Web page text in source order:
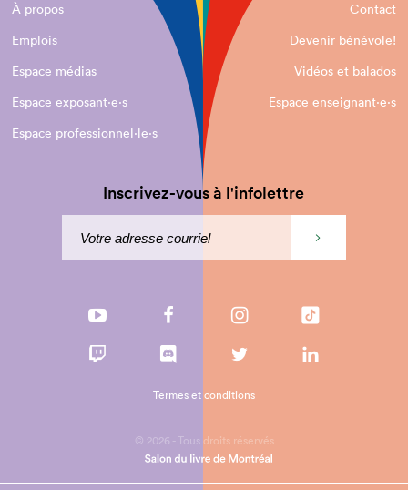
À propos
Contact
Emplois
Devenir bénévole!
Espace médias
Vidéos et balados
Espace exposant·e⋅s
Espace enseignant·e⋅s
Espace professionnel·le⋅s
Inscrivez-vous à l'infolettre
© 2026 - Tous droits réservés
Termes et conditions